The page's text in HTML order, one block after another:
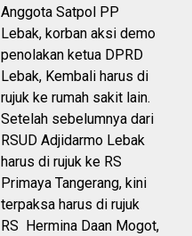
Anggota Satpol PP
Lebak, korban aksi demo
penolakan ketua DPRD
Lebak, Kembali harus di
rujuk ke rumah sakit lain.
Setelah sebelumnya dari
RSUD Adjidarmo Lebak
harus di rujuk ke RS
Primaya Tangerang, kini
terpaksa harus di rujuk
RS Hermina Daan Mogot,